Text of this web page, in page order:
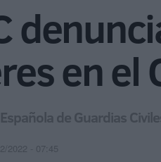
en el
de Guardias
2022 - 07:45